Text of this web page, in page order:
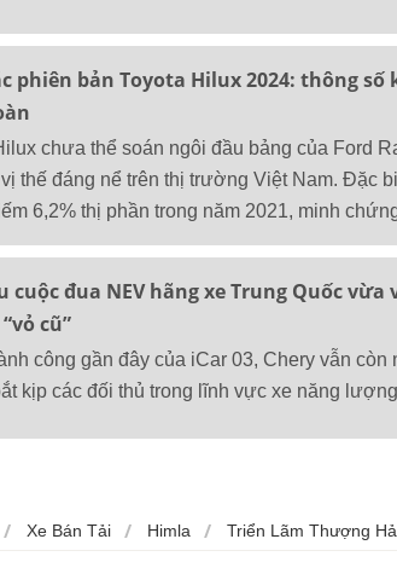
phiên bản Toyota Hilux 2024: thông
chưa thể soán ngôi đầu bảng của Ford
thế đáng nể trên thị trường Việt Nam. Đặc
6,2% thị phần trong năm 2021, minh
cuộc đua NEV hãng xe Trung Quốc vừa
cũ”
công gần đây của iCar 03, Chery vẫn
kịp các đối thủ trong lĩnh vực xe năng
Xe Bán Tải Himla Triển Lãm Thượng